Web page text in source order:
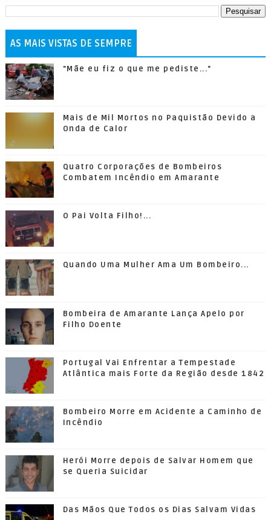
AS MAIS VISTAS DE SEMPRE
"Mãe eu fiz o que me pediste..."
Mais de Mil Mortos no Paquistão Devido a
Onda de Calor
Quatro Corporações de Bombeiros
Combatem Incêndio em Amarante
O Pai Volta Filho!...
Quando Uma Mulher Ama Um Bombeiro...
Bombeira de Amarante Lança Apelo por
Filho Doente
Portugal Vai Enfrentar a Tempestade
Atlântica mais Forte da Região desde 1842
Bombeiro Morre em Acidente a Caminho de
Incêndio
Herói Morre depois de Salvar Homem que
se Queria Suicidar
Das Mãos Que Todos os Dias Salvam Vidas